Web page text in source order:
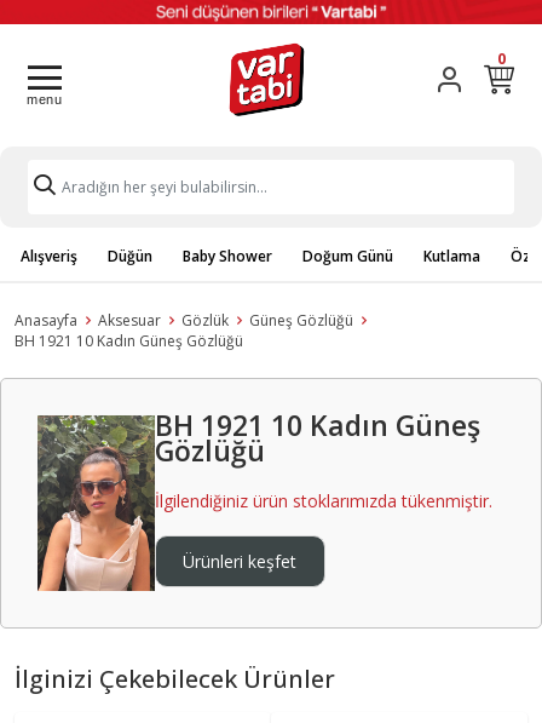
0
Alışveriş Düğün Baby Shower Doğum Günü Kutlama
Anasayfa Aksesuar Gözlük
Güneş Gözlüğü
BH 1921 10 Kadın Güneş Gözlüğü
BH 1921 10 Kadın Güneş
Gözlüğü
İlgilendiğiniz ürün stoklarımızda tükenmiştir.
Ürünleri keşfet
İlginizi Çekebilecek Ürünler